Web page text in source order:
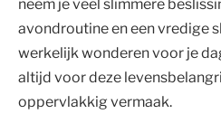
neem je veel slimmere
avondroutine en een vredige
werkelijk wonderen voor je
altijd voor deze
oppervlakkig vermaak.